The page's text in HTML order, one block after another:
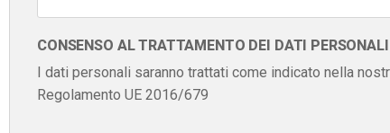
CONSENSO AL TRATTAMENTO DEI DATI
I dati personali saranno trattati come indicato nella
Regolamento UE 2016/679